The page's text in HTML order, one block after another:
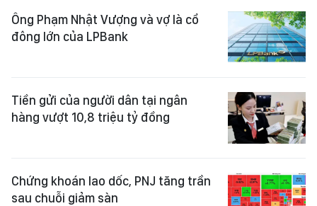
Ông Phạm Nhật Vượng và vợ là cổ
đông lớn của LPBank
Tiền gửi của người dân tại ngân
hàng vượt 10,8 triệu tỷ đồng
Chứng khoán lao dốc, PNJ tăng trần
sau chuỗi giảm sàn